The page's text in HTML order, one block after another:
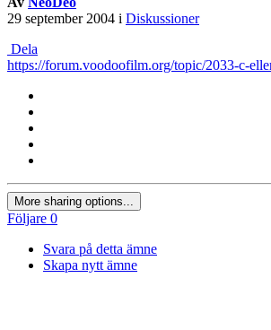
29 september 2004 i Diskussioner
Dela
https://forum.voodoofilm.org/topic/2033-c-
More sharing options...
Följare 0
Svara på detta ämne
Skapa nytt ämne